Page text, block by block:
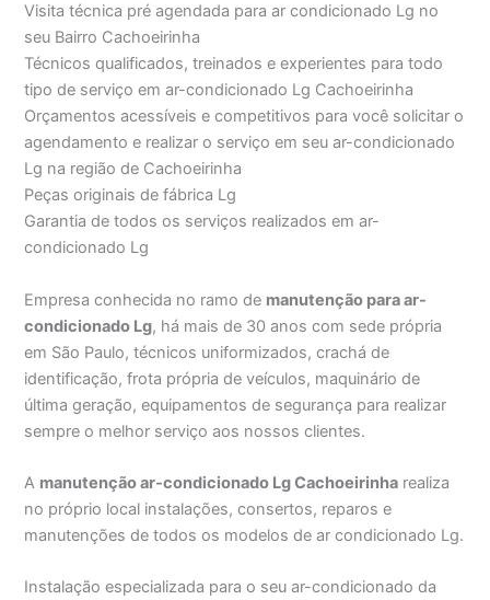
Visita técnica pré agendada para ar condicionado Lg no
seu Bairro Cachoeirinha
Técnicos qualificados, treinados e experientes para todo
tipo de serviço em ar-condicionado Lg Cachoeirinha
Orçamentos acessíveis e competitivos para você solicitar o
agendamento e realizar o serviço em seu ar-condicionado
Lg na região de Cachoeirinha
Peças originais de fábrica Lg
Garantia de todos os serviços realizados em ar-
condicionado Lg
Empresa conhecida no ramo de manutenção para ar-
condicionado Lg, há mais de 30 anos com sede própria
em São Paulo, técnicos uniformizados, crachá de
identificação, frota própria de veículos, maquinário de
última geração, equipamentos de segurança para realizar
sempre o melhor serviço aos nossos clientes.
A manutenção ar-condicionado Lg Cachoeirinha realiza
no próprio local instalações, consertos, reparos e
manutenções de todos os modelos de ar condicionado Lg.
Instalação especializada para o seu ar-condicionado da